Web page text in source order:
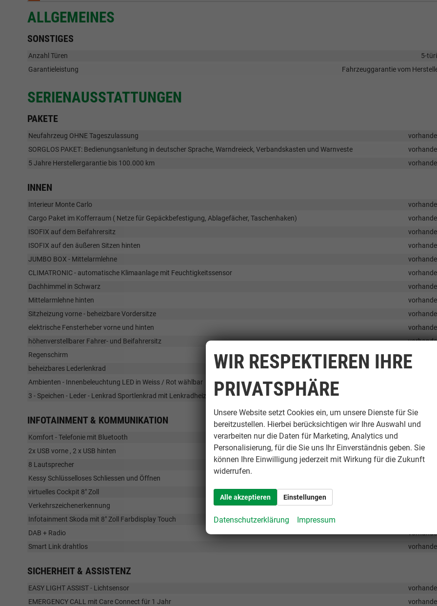
ALLGEMEINES
SONSTIGES
Anzahl Türen
5-
Garantieleistung
Fahrzeuggarantie vom
SERIENAUSSTATTUNGEN
PAKETE
Neufahrzeug OHNE Tageszulassung
SORGLOS PAKET: Bedienungsanleitung in deutscher Sprache, Warndreieck, Verbandskasten und Warnveste
5 Jahre Herstellergarantie bis 100.000 km
INNEN
Interieur Monte Carlo
Cargo Paket im Kofferraum ( Netze für Gepäckbefestigung, Ablagefächer, Taschenhaken)
ISOFIX auf dem Beifahrersitz
ISOFIX auf den äußeren Sitzen hinten
JUMBO BOX - Mittelarmlehne
CLIMATRONIC - automatische Klimaanlage mit Feuchtigkeitssensor
Dachhimmel in Schwarz
Mittelarmlehne hinten
Sitzheizung vorne - beheizbare Vordersitze
elektrische Fensterheber vorne und hinten
höhenverstellbarer Fahrer- und Beifahrersitz
Regenschirm
beheizbares Lederlenkrad
Ambienten - Innenbeleuchtung LED in Weiss / Rot wählbar
3 - Speichen - Leder - Lenkrad Sportlenkrad mit Lenkradheizung
INFOTAINMENT & KOMMUNIKATION
Komfort - Telefonie mit Bluetooth
2x USB vorne , 2 x USB hinten
8 Lautsprecher
Kessy Schlüsselloses Schliessen und Öffnen
virtuelles Cockpit 8" Zoll
Verkehrszeichenerkennung
Infotainment Skoda mit 8" Zoll Farbdisplay Touch
DAB + Radio
Smart Link drahtlos
SICHERHEIT & ASSISTENZ
EASY LIGHT ASSIST - Lichtsensor
EMERGENCY CALL mit Care Connect für 1 Jahr
WIR RESPEKTIEREN IHRE
PRIVATSPHÄRE
Unsere Website setzt Cookies ein, um unsere Dienste für Sie
bereitzustellen. Hierbei berücksichtigen wir Ihre Auswahl und
verarbeiten nur die Daten für Marketing, Analytics und
Personalisierung, für die Sie uns Ihr Einverständnis geben. Sie
können Ihre Einwilligung jederzeit mit Wirkung für die Zukunft
widerrufen.
Alle akzeptieren Einstellungen
Datenschutzerklärung Impressum